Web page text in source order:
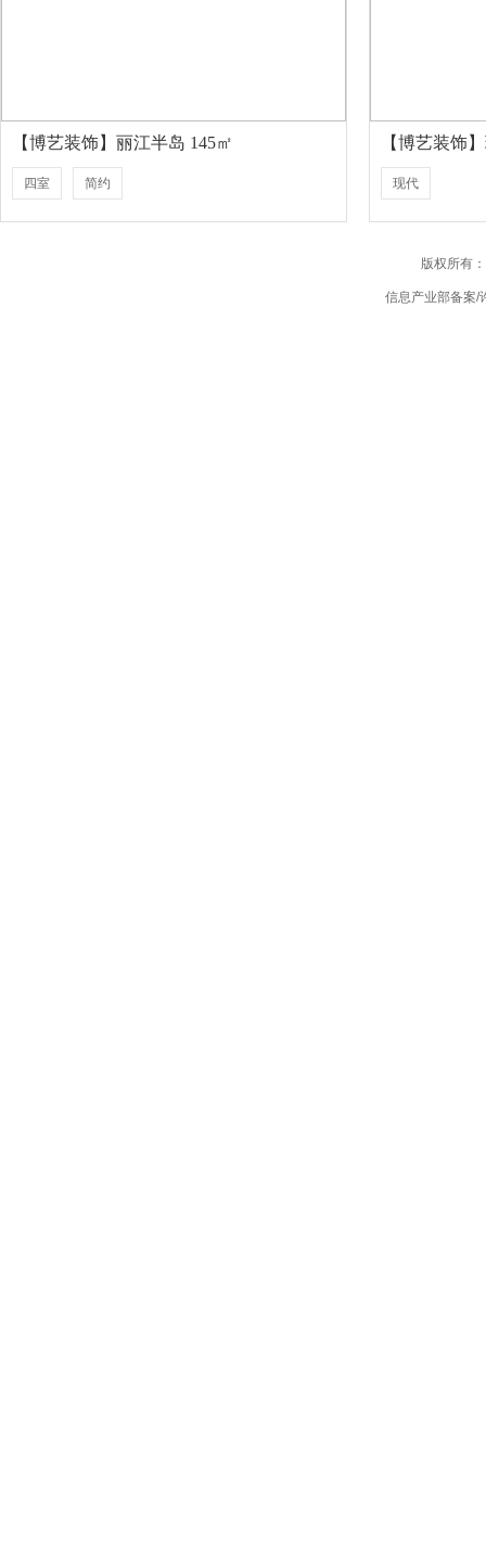
【博艺装饰】丽江半岛 145㎡
四室 简约
【博艺装饰
现代
版权所有
信息产业部备案/